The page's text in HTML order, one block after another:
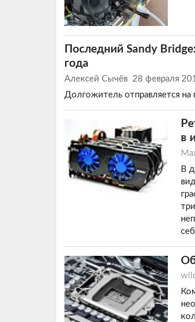
Последний Sandy
года
Алексей Сычёв 28 февраля
Долгожитель отправляется на
в
В